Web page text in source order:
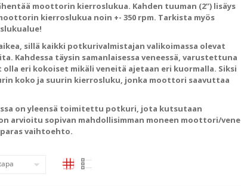
moottorin kierroslukua. Kahden tuuman (2”) lisäys
kierroslukua noin +- 350 rpm. Tarkista myös
sillä kaikki potkurivalmistajan valikoimassa olevat
Kahdessa täysin samanlaisessa veneessä, varustettuna
eri kokoiset mikäli veneitä ajetaan eri kuormalla. Siksi
koko ja suurin kierrosluku, jonka moottori saavuttaa
on yleensä toimitettu potkuri, jota kutsutaan
arvioitu sopivan mahdollisimman moneen moottori/vene
vaihtoehto.